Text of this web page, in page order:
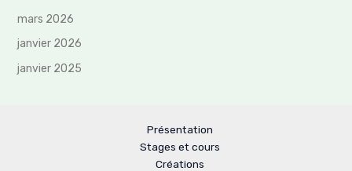
mars 2026
janvier 2026
janvier 2025
Présentation
Stages et cours
Créations